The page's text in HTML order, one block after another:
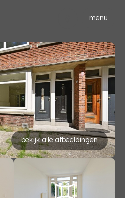
menu
bekijk alle afbeeldingen